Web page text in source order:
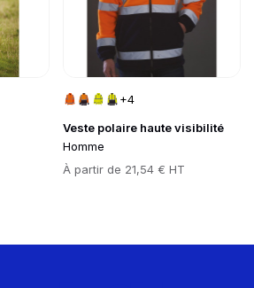
Veste polaire haute visibilité
Homme
Prix
À partir de 21,54 € HT
+4